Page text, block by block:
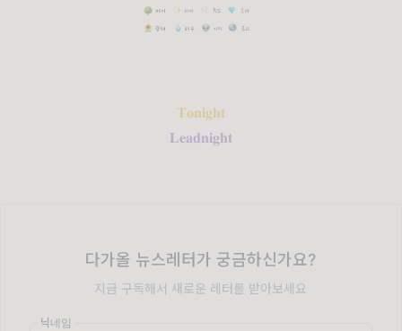
𝐓𝐨𝐧𝐢𝐠𝐡𝐭
𝐋𝐞𝐚𝐝𝐧𝐢𝐠𝐡𝐭
다가올 뉴스레터가 궁금하신가요?
지금 구독해서 새로운 레터를 받아보세요
닉네임